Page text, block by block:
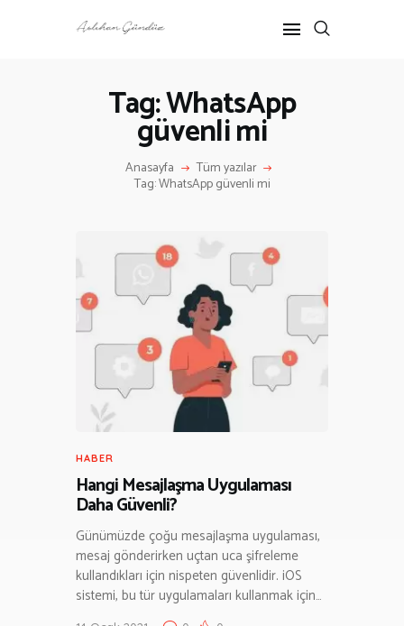
Tag: WhatsApp
güvenli mi
Anasayfa Tüm yazılar
Tag: WhatsApp güvenli mi
ANASAYFA
RÖPORTAJ
ANNE-ÇOCUK
İLETIŞIM
HABER
Hangi Mesajlaşma Uygulaması
Daha Güvenli?
Günümüzde çoğu mesajlaşma uygulaması,
mesaj gönderirken uçtan uca şifreleme
kullandıkları için nispeten güvenlidir. iOS
sistemi, bu tür uygulamaları kullanmak için…